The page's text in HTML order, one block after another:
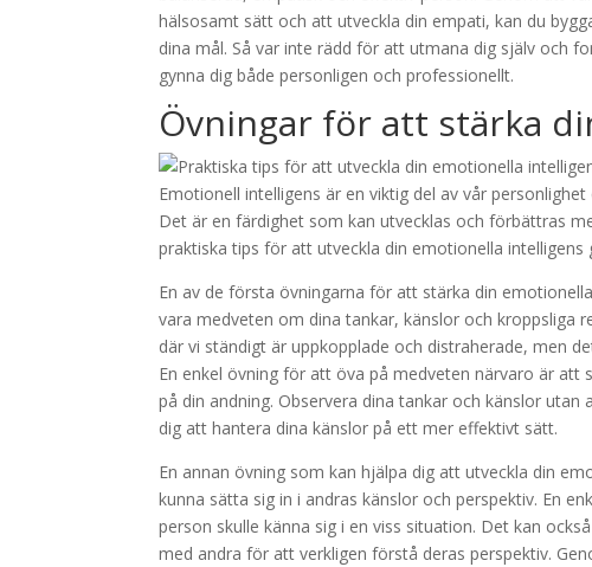
hälsosamt sätt och att utveckla din empati, kan du
dina mål. Så var inte rädd för att utmana dig själv och
gynna dig både personligen och professionellt.
Övningar för att stärka
Emotionell intelligens är en viktig del av vår
Det är en färdighet som kan utvecklas och förbättras
praktiska tips för att utveckla din emotionella intelligens
En av de första övningarna för att stärka din
vara medveten om dina tankar, känslor och kroppsliga
där vi ständigt är uppkopplade och distraherade, men
En enkel övning för att öva på medveten närvaro är
på din andning. Observera dina tankar och känslor
dig att hantera dina känslor på ett mer effektivt sätt.
En annan övning som kan hjälpa dig att utveckla din
kunna sätta sig in i andras känslor och perspektiv. En
person skulle känna sig i en viss situation. Det kan
med andra för att verkligen förstå deras perspektiv.